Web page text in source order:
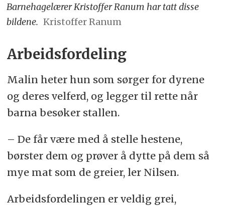
Barnehagelærer Kristoffer Ranum har tatt disse
bildene. Kristoffer Ranum
Arbeidsfordeling
Malin heter hun som sørger for dyrene
og deres velferd, og legger til rette når
barna besøker stallen.
– De får være med å stelle hestene,
børster dem og prøver å dytte på dem så
mye mat som de greier, ler Nilsen.
Arbeidsfordelingen er veldig grei,